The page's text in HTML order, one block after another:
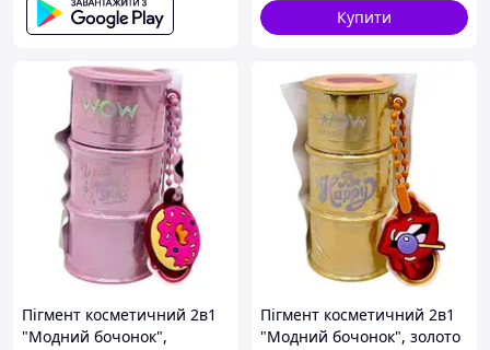
Купити
Пігмент косметичний 2в1
"Модний бочонок",
Пігмент косметичний 2в1
"Модний бочонок", золото